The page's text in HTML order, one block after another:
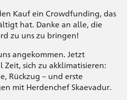
Kauf ein Crowdfunding, das
hat. Danke an alle, die
zu uns zu bringen!
angekommen. Jetzt
sich zu akklimatisieren:
Rückzug – und erste
mit Herdenchef Skaevadur.